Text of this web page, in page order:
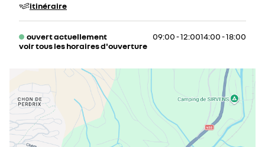
itinéraire
ouvert actuellement 09:00 - 12:0014:00 - 18:00
voir tous les horaires d'ouverture
mardi
09:00 - 12:0014:00 - 19:00
mercredi
14:00 - 19:00
jeudi
09:00 - 12:00
14:00 - 19:00
vendredi
09:00 - 12:0014:00 - 19:00
samedi
09:00 - 12:00
14:00 - 18:00
dimanche
fermé